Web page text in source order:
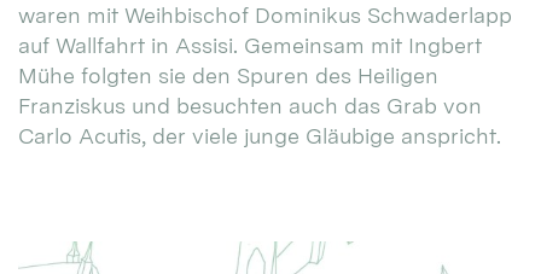
waren mit Weihbischof Dominikus Schwaderlapp
auf Wallfahrt in Assisi. Gemeinsam mit Ingbert
Mühe folgten sie den Spuren des Heiligen
Franziskus und besuchten auch das Grab von
Carlo Acutis, der viele junge Gläubige anspricht.